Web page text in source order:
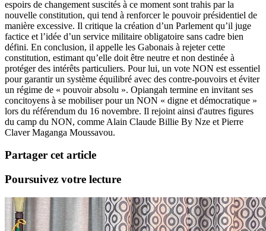
espoirs de changement suscités à ce moment sont trahis par la
nouvelle constitution, qui tend à renforcer le pouvoir présidentiel de
manière excessive. Il critique la création d’un Parlement qu’il juge
factice et l’idée d’un service militaire obligatoire sans cadre bien
défini. En conclusion, il appelle les Gabonais à rejeter cette
constitution, estimant qu’elle doit être neutre et non destinée à
protéger des intérêts particuliers. Pour lui, un vote NON est essentiel
pour garantir un système équilibré avec des contre-pouvoirs et éviter
un régime de « pouvoir absolu ». Opiangah termine en invitant ses
concitoyens à se mobiliser pour un NON « digne et démocratique »
lors du référendum du 16 novembre. Il rejoint ainsi d'autres figures
du camp du NON, comme Alain Claude Billie By Nze et Pierre
Claver Maganga Moussavou.
Partager cet article
Poursuivez votre lecture